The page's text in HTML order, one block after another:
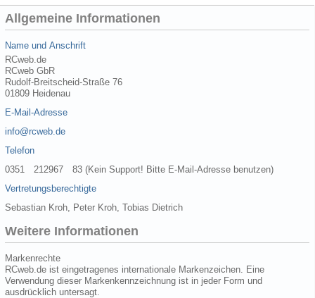
Allgemeine Informationen
Name und Anschrift
RCweb.de
RCweb GbR
Rudolf-Breitscheid-Straße 76
01809 Heidenau
E-Mail-Adresse
info@rcweb.de
Telefon
0351 212967 83 (Kein Support! Bitte E-Mail-Adresse benutzen)
Vertretungsberechtigte
Sebastian Kroh, Peter Kroh, Tobias Dietrich
Weitere Informationen
Markenrechte
RCweb.de ist eingetragenes internationale Markenzeichen. Eine
Verwendung dieser Markenkennzeichnung ist in jeder Form und
ausdrücklich untersagt.